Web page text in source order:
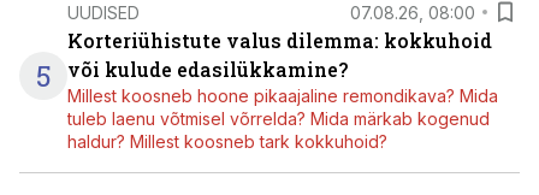
5
UUDISED 07.08.26, 08:00
Korteriühistute valus dilemma: kokkuhoid
või kulude edasilükkamine?
Millest koosneb hoone pikaajaline remondikava? Mida
tuleb laenu võtmisel võrrelda? Mida märkab kogenud
haldur? Millest koosneb tark kokkuhoid?